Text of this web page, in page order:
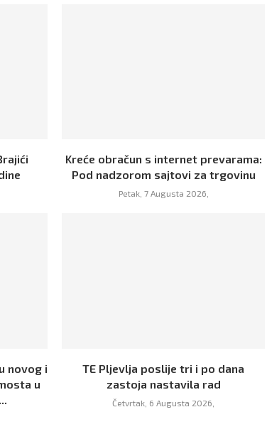
Kreće obračun s internet prevarama:
Pod nadzorom sajtovi za trgovinu
Petak, 7 Augusta 2026,
novog i
u
TE Pljevlja poslije tri i po dana
zastoja nastavila rad
Četvrtak, 6 Augusta 2026,